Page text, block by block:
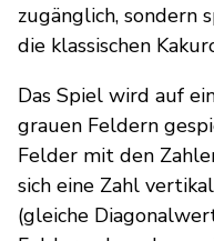
zugänglich, sondern
die klassischen
Das Spiel wird auf
grauen Feldern
Felder mit den
sich eine Zahl
(gleiche